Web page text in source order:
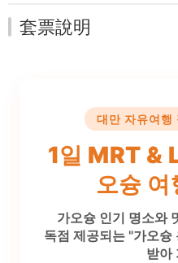
套票說明
대만 자유여행
1일 MRT &
오슝 여
가오슝 인기 명소와
독점 제공되는 "가오
받아